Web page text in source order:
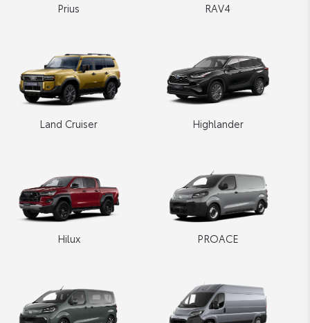
Prius RAV4
Land Cruiser Highlander
Hilux PROACE